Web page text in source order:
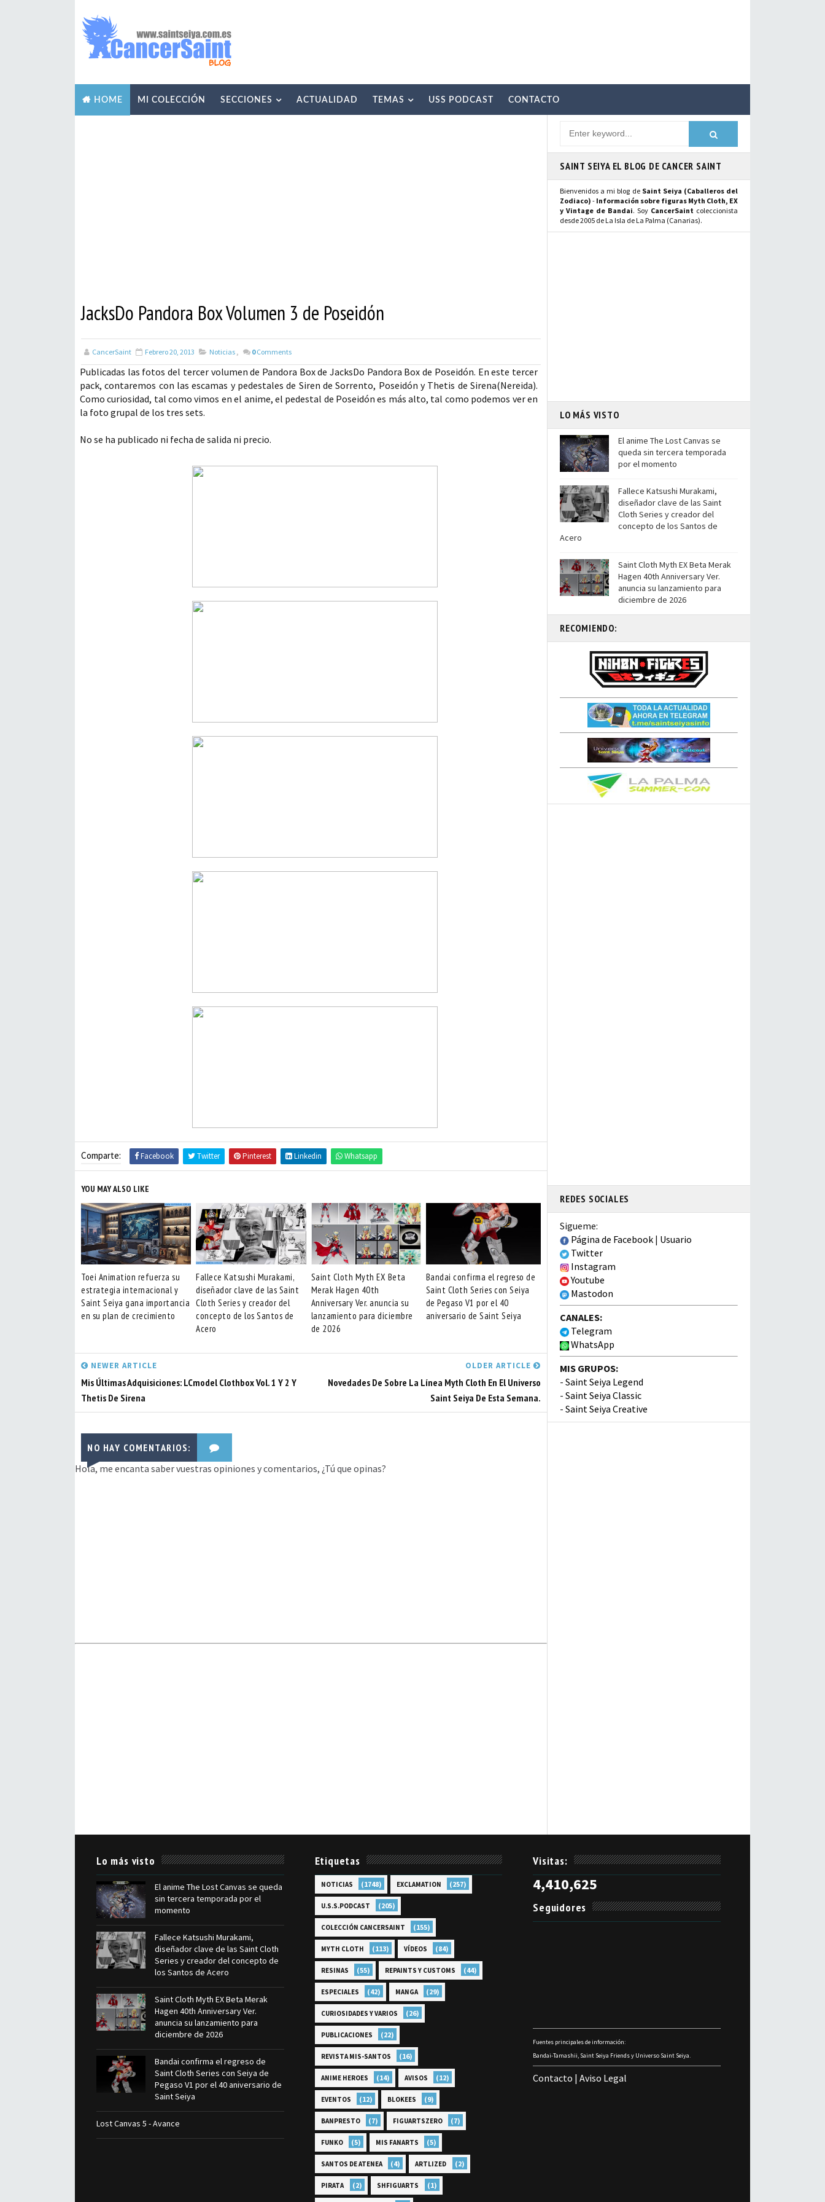
HOME MI COLECCIÓN SECCIONES ACTUALIDAD TEMAS USS PODCAST CONTACTO
JacksDo Pandora Box Volumen 3 de Poseidón
CancerSaint Febrero 20, 2013 Noticias , 0 Comments
Publicadas las fotos del tercer volumen de Pandora Box de JacksDo Pandora Box de Poseidón. En este tercer
pack, contaremos con las escamas y pedestales de Siren de Sorrento, Poseidón y Thetis de Sirena(Nereida).
Como curiosidad, tal como vimos en el anime, el pedestal de Poseidón es más alto, tal como podemos ver en
la foto grupal de los tres sets.
No se ha publicado ni fecha de salida ni precio.
Comparte: Facebook Twitter Pinterest Linkedin Whatsapp
YOU MAY ALSO LIKE
Toei Animation refuerza su
estrategia internacional y
Saint Seiya gana importancia
en su plan de crecimiento
Fallece Katsushi Murakami,
diseñador clave de las Saint
Cloth Series y creador del
concepto de los Santos de
Acero
Saint Cloth Myth EX Beta
Merak Hagen 40th
Anniversary Ver. anuncia su
lanzamiento para diciembre
de 2026
Bandai confirma el regreso de
Saint Cloth Series con Seiya
de Pegaso V1 por el 40
aniversario de Saint Seiya
NEWER ARTICLE
Mis Últimas Adquisiciones: LCmodel Clothbox Vol. 1 Y 2 Y
Thetis De Sirena
OLDER ARTICLE
Novedades De Sobre La Línea Myth Cloth En El Universo
Saint Seiya De Esta Semana.
NO HAY COMENTARIOS:
Hola, me encanta saber vuestras opiniones y comentarios, ¿Tú que opinas?
SAINT SEIYA EL BLOG DE CANCER SAINT
Bienvenidos a mi blog de Saint Seiya (Caballeros del
Zodiaco) - Información sobre figuras Myth Cloth, EX
y Vintage de Bandai. Soy CancerSaint coleccionista
desde 2005 de La Isla de La Palma (Canarias).
LO MÁS VISTO
El anime The Lost Canvas se
queda sin tercera temporada
por el momento
Fallece Katsushi Murakami,
diseñador clave de las Saint
Cloth Series y creador del
concepto de los Santos de
Acero
Saint Cloth Myth EX Beta Merak
Hagen 40th Anniversary Ver.
anuncia su lanzamiento para
diciembre de 2026
RECOMIENDO:
REDES SOCIALES
Sigueme:
Página de Facebook | Usuario
Twitter
Instagram
Youtube
Mastodon
CANALES:
Telegram
WhatsApp
MIS GRUPOS:
- Saint Seiya Legend
- Saint Seiya Classic
- Saint Seiya Creative
Lo más visto
El anime The Lost Canvas se queda
sin tercera temporada por el
momento
Fallece Katsushi Murakami,
diseñador clave de las Saint Cloth
Series y creador del concepto de
los Santos de Acero
Saint Cloth Myth EX Beta Merak
Hagen 40th Anniversary Ver.
anuncia su lanzamiento para
diciembre de 2026
Bandai confirma el regreso de
Saint Cloth Series con Seiya de
Pegaso V1 por el 40 aniversario de
Saint Seiya
Lost Canvas 5 - Avance
Etiquetas
NOTICIAS (1748) EXCLAMATION (257)
U.S.S.PODCAST (205)
COLECCIÓN CANCERSAINT (155)
MYTH CLOTH (113) VÍDEOS (84)
RESINAS (55) REPAINTS Y CUSTOMS (44)
ESPECIALES (42) MANGA (29)
CURIOSIDADES Y VARIOS (26)
PUBLICACIONES (22)
REVISTA MIS-SANTOS (16)
ANIME HEROES (14) AVISOS (12)
EVENTOS (12) BLOKEES (9)
BANPRESTO (7) FIGUARTSZERO (7)
FUNKO (5) MIS FANARTS (5)
SANTOS DE ATENEA (4) ARTLIZED (2)
PIRATA (2) SHFIGUARTS (1)
Visitas:
4,410,625
Seguidores
Fuentes principales de información:
Bandai-Tamashii, Saint Seiya Friends y Universo Saint Seiya.
Contacto |Aviso Legal